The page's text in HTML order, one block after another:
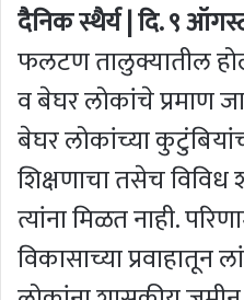
दैनिक स्थैर्य | दि. ९
फलटण तालुक्यातील
व बेघर लोकांचे प्रमाण
बेघर लोकांच्या
शिक्षणाचा तसेच
त्यांना मिळत नाही.
विकासाच्या